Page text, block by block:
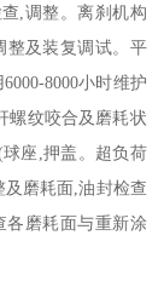
,调整。离刹机构
整及装复调试。平
8000小时维护
螺纹咬合及磨耗状
座,押盖。超负荷
磨耗面,油封检查
各磨耗面与重新涂